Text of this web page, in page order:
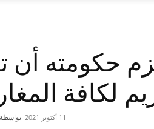
حكومته أن
لكافة
بواسطة 11 أكتوبر 2021